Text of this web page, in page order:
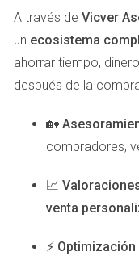
empresas
web al implementar
Mejorando la
profesional. Si
que tus necesidades
puntos de
A través de Vicver
un ecosistema
ahorrar tiempo,
después de la
🏡
compradores,
📈
venta
⚡